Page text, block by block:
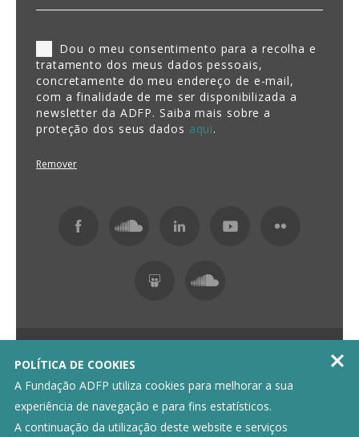
POLÍTICA DE COOKIES
A Fundação ADFP utiliza cookies para melhorar a sua
experiência de navegação e para fins estatísticos.
A continuação da utilização deste website e serviços

Dou o meu consentimento para a recolha e
tratamento dos meus dados pessoais,
concretamente do meu endereço de e-mail,
com a finalidade de me ser disponibilizada a
newsletter da ADFP. Saiba mais sobre a
proteção dos seus dados aqui.
Remover
Política de Privacidade